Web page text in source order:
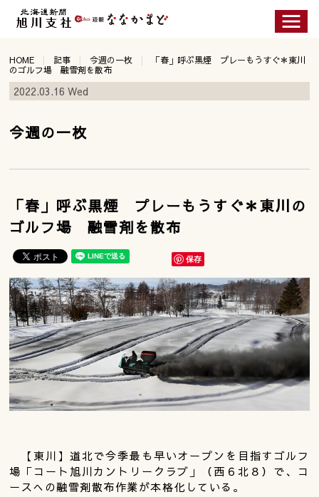
HOME 記事 今週の一枚
「春」呼ぶ黒煙 プレーもうすぐ＊東川
のゴルフ場 融雪剤を散布
2022.03.16 Wed
今週の一枚
「春」呼ぶ黒煙 プレーもうすぐ＊東川の
ゴルフ場 融雪剤を散布
保存
【東川】道北で今季最も早いオープンを目指すゴルフ
場「コート旭川カントリークラブ」（西６北８）で、コ
ースへの融雪剤散布作業が本格化している。